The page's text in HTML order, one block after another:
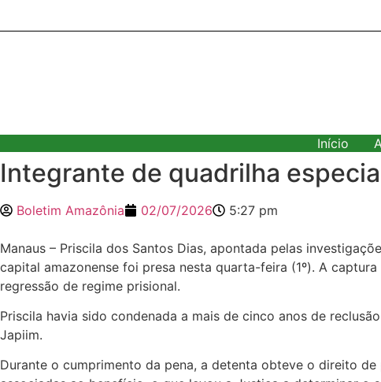
para
Início
Integrante de quadrilha
Boletim Amazônia 02/07/2026 5:27 pm
Manaus – Priscila dos Santos Dias, apontada pelas
capital amazonense foi presa nesta quarta-feira (1º). A
regressão de regime prisional.
Priscila havia sido condenada a mais de cinco anos de
Japiim.
Durante o cumprimento da pena, a detenta obteve o direito